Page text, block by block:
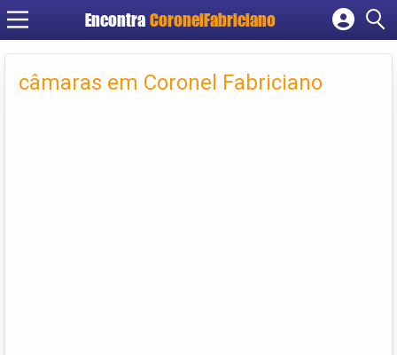
Encontra CoronelFabriciano
Cadastrar empresa
Criar conta
câmaras em Coronel Fabriciano